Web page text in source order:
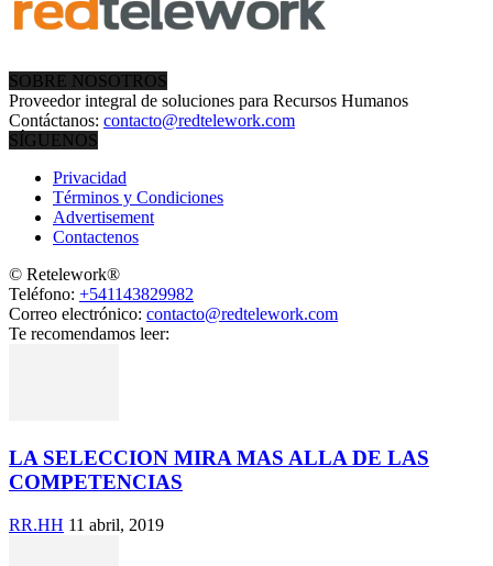
SOBRE NOSOTROS
Proveedor integral de soluciones para Recursos Humanos
Contáctanos: contacto@redtelework.com
SÍGUENOS
Privacidad
Términos y Condiciones
Advertisement
Contactenos
© Retelework®
Teléfono: +541143829982
Correo electrónico: contacto@redtelework.com
Te recomendamos leer:
LA SELECCION MIRA MAS ALLA DE LAS
COMPETENCIAS
RR.HH 11 abril, 2019